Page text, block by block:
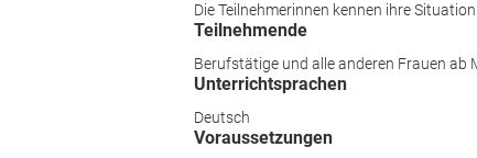
Die Teilnehmerinnen kennen ihre
Teilnehmende
Berufstätige und alle anderen Frauen ab
Unterrichtsprachen
Deutsch
Voraussetzungen